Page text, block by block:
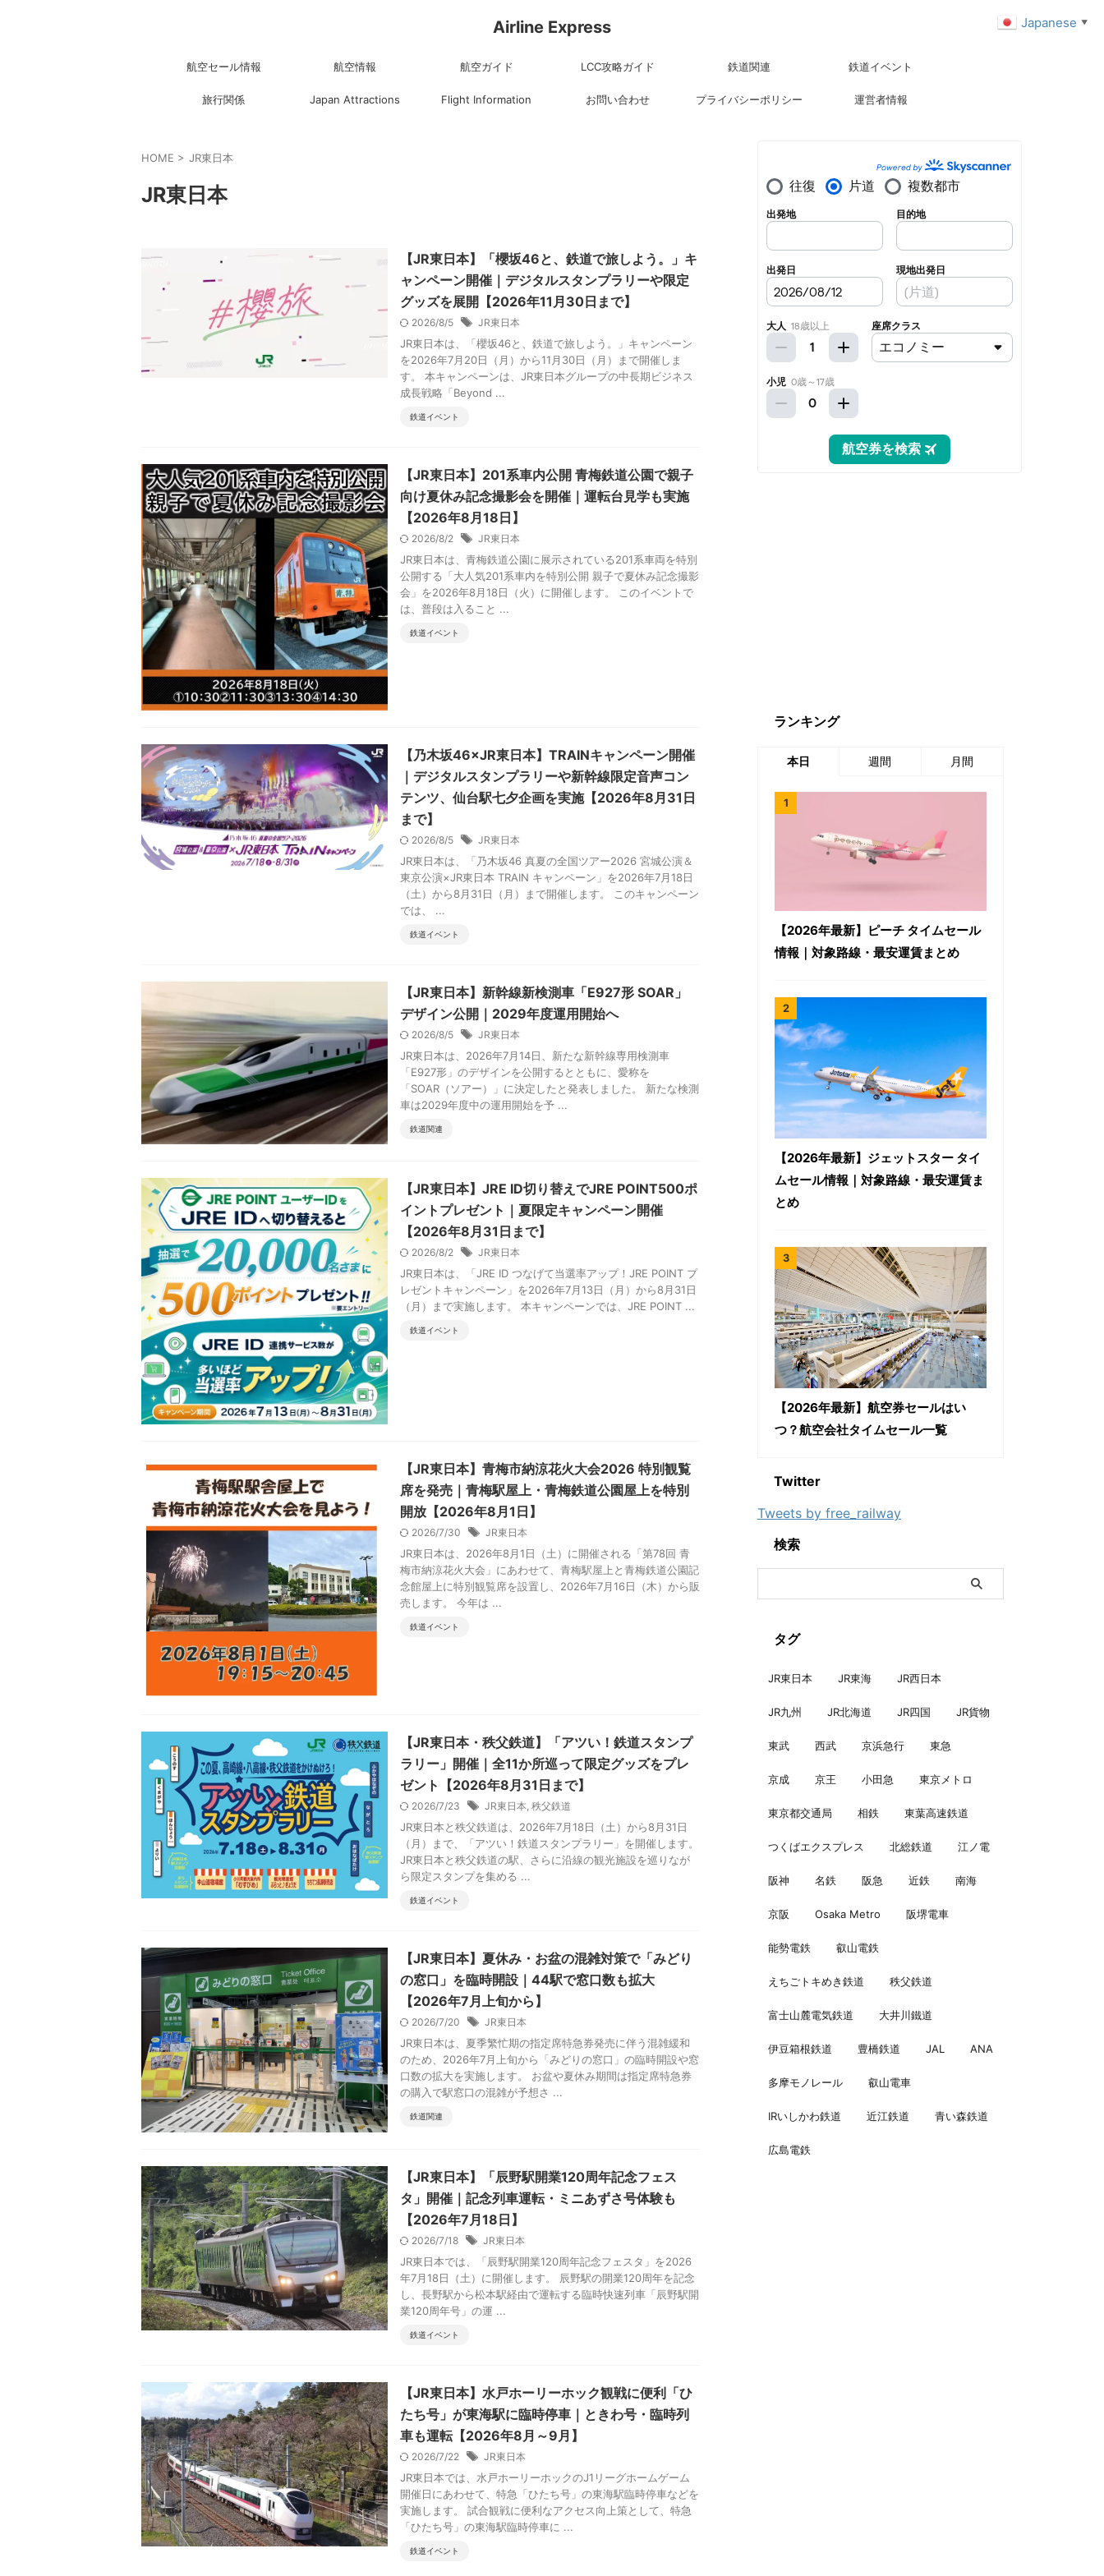
Airline Express
航空セール情報 航空情報 航空ガイド LCC攻略ガイド 鉄道関連 鉄道イベント
旅行関係 Japan Attractions Flight Information お問い合わせ プライバシーポリシー 運営者情報
HOME > JR東日本
JR東日本
【JR東日本】「櫻坂46と、鉄道で旅しよう。」キ
ャンペーン開催｜デジタルスタンプラリーや限定
グッズを展開【2026年11月30日まで】
2026/8/5 JR東日本
JR東日本は、「櫻坂46と、鉄道で旅しよう。」キャンペーン
を2026年7月20日（月）から11月30日（月）まで開催しま
す。 本キャンペーンは、JR東日本グループの中長期ビジネス
成長戦略「Beyond ...
鉄道イベント
【JR東日本】201系車内公開 青梅鉄道公園で親子
向け夏休み記念撮影会を開催｜運転台見学も実施
【2026年8月18日】
2026/8/2 JR東日本
JR東日本は、青梅鉄道公園に展示されている201系車両を特別
公開する「大人気201系車内を特別公開 親子で夏休み記念撮影
会」を2026年8月18日（火）に開催します。 このイベントで
は、普段は入ること ...
鉄道イベント
【乃木坂46×JR東日本】TRAINキャンペーン開催
｜デジタルスタンプラリーや新幹線限定音声コン
テンツ、仙台駅七夕企画を実施【2026年8月31日
まで】
2026/8/5 JR東日本
JR東日本は、「乃木坂46 真夏の全国ツアー2026 宮城公演＆
東京公演×JR東日本 TRAIN キャンペーン」を2026年7月18日
（土）から8月31日（月）まで開催します。 このキャンペーン
では、 ...
鉄道イベント
【JR東日本】新幹線新検測車「E927形 SOAR」
デザイン公開｜2029年度運用開始へ
2026/8/5 JR東日本
JR東日本は、2026年7月14日、新たな新幹線専用検測車
「E927形」のデザインを公開するとともに、愛称を
「SOAR（ソアー）」に決定したと発表しました。 新たな検測
車は2029年度中の運用開始を予 ...
鉄道関連
【JR東日本】JRE ID切り替えでJRE POINT500ポ
イントプレゼント｜夏限定キャンペーン開催
【2026年8月31日まで】
2026/8/2 JR東日本
JR東日本は、「JRE ID つなげて当選率アップ！JRE POINT プ
レゼントキャンペーン」を2026年7月13日（月）から8月31日
（月）まで実施します。 本キャンペーンでは、JRE POINT ...
鉄道イベント
【JR東日本】青梅市納涼花火大会2026 特別観覧
席を発売｜青梅駅屋上・青梅鉄道公園屋上を特別
開放【2026年8月1日】
2026/7/30 JR東日本
JR東日本は、2026年8月1日（土）に開催される「第78回 青
梅市納涼花火大会」にあわせて、青梅駅屋上と青梅鉄道公園記
念館屋上に特別観覧席を設置し、2026年7月16日（木）から販
売します。 今年は ...
鉄道イベント
【JR東日本・秩父鉄道】「アツい！鉄道スタンプ
ラリー」開催｜全11か所巡って限定グッズをプレ
ゼント【2026年8月31日まで】
2026/7/23 JR東日本 秩父鉄道
JR東日本と秩父鉄道は、2026年7月18日（土）から8月31日
（月）まで、「アツい！鉄道スタンプラリー」を開催します。
JR東日本と秩父鉄道の駅、さらに沿線の観光施設を巡りなが
ら限定スタンプを集める ...
鉄道イベント
【JR東日本】夏休み・お盆の混雑対策で「みどり
の窓口」を臨時開設｜44駅で窓口数も拡大
【2026年7月上旬から】
2026/7/20 JR東日本
JR東日本は、夏季繁忙期の指定席特急券発売に伴う混雑緩和
のため、2026年7月上旬から「みどりの窓口」の臨時開設や窓
口数の拡大を実施します。 お盆や夏休み期間は指定席特急券
の購入で駅窓口の混雑が予想さ ...
鉄道関連
【JR東日本】「辰野駅開業120周年記念フェス
タ」開催｜記念列車運転・ミニあずさ号体験も
【2026年7月18日】
2026/7/18 JR東日本
JR東日本では、「辰野駅開業120周年記念フェスタ」を2026
年7月18日（土）に開催します。 辰野駅の開業120周年を記念
し、長野駅から松本駅経由で運転する臨時快速列車「辰野駅開
業120周年号」の運 ...
鉄道イベント
【JR東日本】水戸ホーリーホック観戦に便利「ひ
たち号」が東海駅に臨時停車｜ときわ号・臨時列
車も運転【2026年8月～9月】
2026/7/22 JR東日本
JR東日本では、水戸ホーリーホックのJ1リーグホームゲーム
開催日にあわせて、特急「ひたち号」の東海駅臨時停車などを
実施します。 試合観戦に便利なアクセス向上策として、特急
「ひたち号」の東海駅臨時停車に ...
鉄道イベント
ランキング
本日 週間 月間
【2026年最新】ピーチ タイムセール
情報｜対象路線・最安運賃まとめ
【2026年最新】ジェットスター タイ
ムセール情報｜対象路線・最安運賃ま
とめ
【2026年最新】航空券セールはい
つ？航空会社タイムセール一覧
Twitter
Tweets by free_railway
検索
タグ
JR東日本 JR東海 JR西日本
JR九州 JR北海道 JR四国 JR貨物
東武 西武 京浜急行 東急
京成 京王 小田急 東京メトロ
東京都交通局 相鉄 東葉高速鉄道
つくばエクスプレス 北総鉄道 江ノ電
阪神 名鉄 阪急 近鉄 南海
京阪 Osaka Metro 阪堺電車
能勢電鉄 叡山電鉄
えちごトキめき鉄道 秩父鉄道
富士山麓電気鉄道 大井川鐵道
伊豆箱根鉄道 豊橋鉄道 JAL ANA
多摩モノレール 叡山電車
IRいしかわ鉄道 近江鉄道 青い森鉄道
広島電鉄
Japanese ▼